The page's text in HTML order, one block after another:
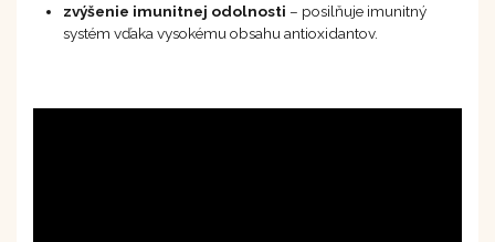
zvýšenie imunitnej odolnosti – posilňuje imunitný
systém vďaka vysokému obsahu antioxidantov.